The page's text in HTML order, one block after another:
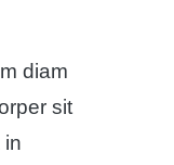
diam
sit
in